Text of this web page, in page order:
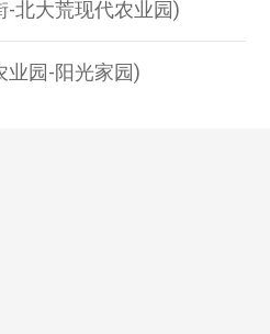
-北大荒现代农业园)
业园-阳光家园)